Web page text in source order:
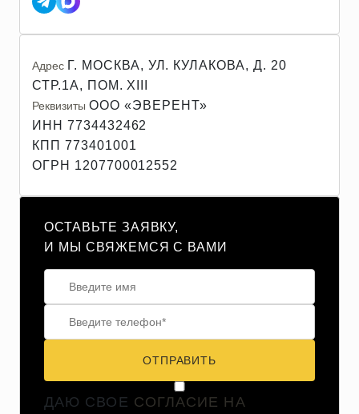
Адрес Г. МОСКВА, УЛ. КУЛАКОВА, Д. 20
СТР.1А, ПОМ. XIII
Реквизиты ООО «ЭВЕРЕНТ»
ИНН 7734432462
КПП 773401001
ОГРН 1207700012552
ОСТАВЬТЕ ЗАЯВКУ,
И МЫ СВЯЖЕМСЯ С ВАМИ
ОТПРАВИТЬ
ДАЮ СВОЕ СОГЛАСИЕ НА